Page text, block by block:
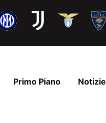
Primo Piano Notizie